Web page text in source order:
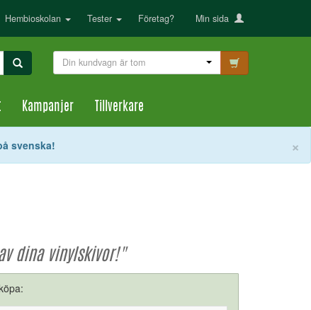
Hembioskolan Tester Företag? Min sida
Din kundvagn är tom
Kampanjer Tillverkare
×
svenska!
dina vinylskivor!"